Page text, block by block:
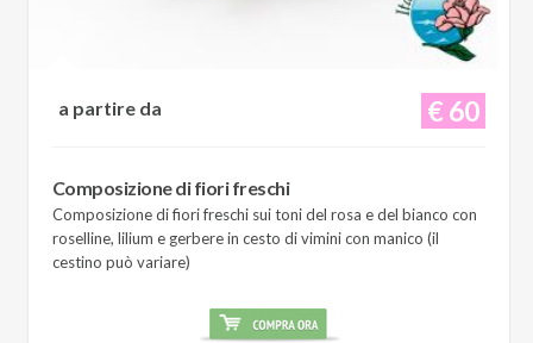
€ 60
a partire da
Composizione di fiori freschi
Composizione di fiori freschi sui toni del rosa e del bianco con
roselline, lilium e gerbere in cesto di vimini con manico (il
cestino può variare)